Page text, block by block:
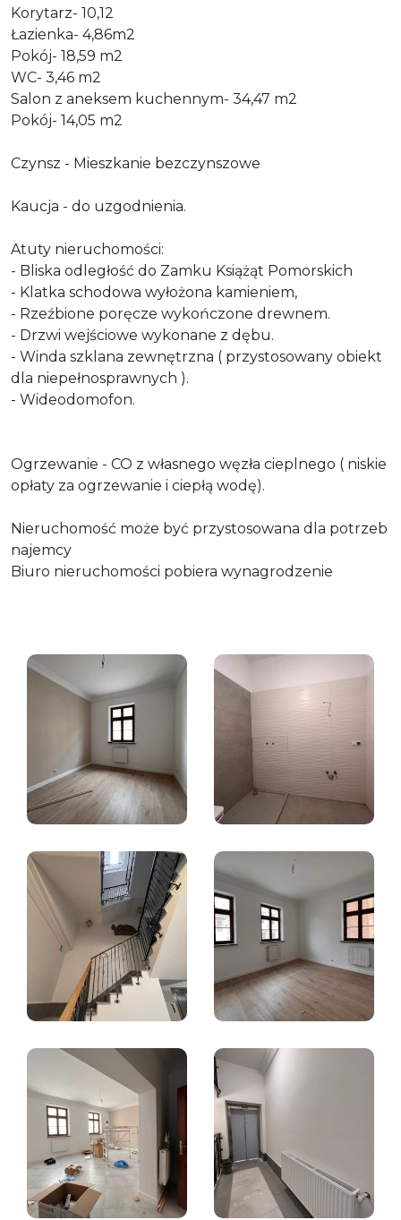
Korytarz- 10,12
Łazienka- 4,86m2
Pokój- 18,59 m2
WC- 3,46 m2
Salon z aneksem kuchennym- 34,47 m2
Pokój- 14,05 m2
Czynsz - Mieszkanie bezczynszowe
Kaucja - do uzgodnienia.
Atuty nieruchomości:
- Bliska odległość do Zamku Książąt Pomorskich
- Klatka schodowa wyłożona kamieniem,
- Rzeźbione poręcze wykończone drewnem.
- Drzwi wejściowe wykonane z dębu.
- Winda szklana zewnętrzna ( przystosowany obiekt
dla niepełnosprawnych ).
- Wideodomofon.
Ogrzewanie - CO z własnego węzła cieplnego ( niskie
opłaty za ogrzewanie i ciepłą wodę).
Nieruchomość może być przystosowana dla potrzeb
najemcy
Biuro nieruchomości pobiera wynagrodzenie